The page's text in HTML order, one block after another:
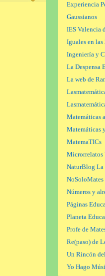
Experiencia
Gaussianos
IES Valencia
Iguales en las
Ingeniería y
La Despensa
La web de
Matemáticas
Matemáticas
MatemaTICs
Microrrelatos
NaturBlog La
NoSoloMates
Números y
Páginas
Planeta
Profe de
Re(paso) de
Un Rincón
Yo Hago